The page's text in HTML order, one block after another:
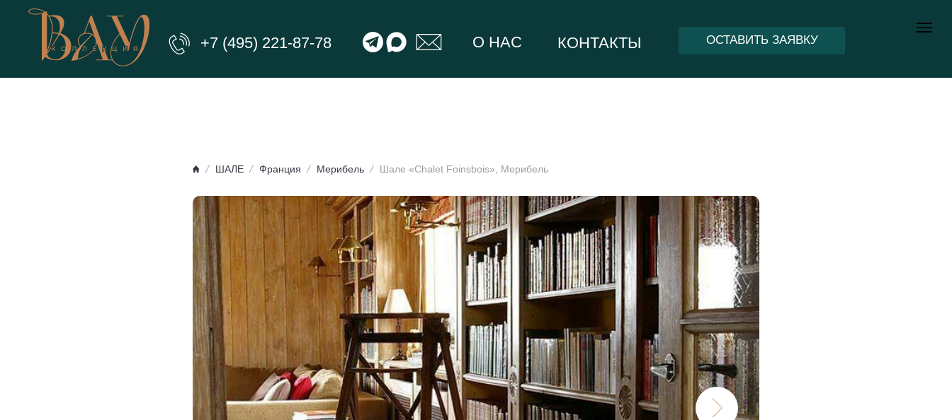
ОСТАВИТЬ ЗАЯВКУ
+7 (495) 221-87-78 КОНТАКТЫ
О НАС
ШАЛЕ Франция Мерибель Шале «Chalet Foinsbois», Мерибель